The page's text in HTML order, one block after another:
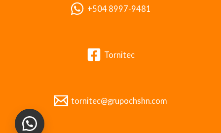
+504 8997-9481
Tornitec
tornitec@grupochshn.com